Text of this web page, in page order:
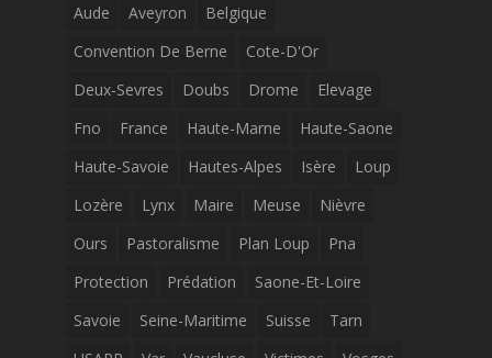
Aude
Aveyron
Belgique
Convention De Berne
Cote-D'Or
Deux-Sevres
Doubs Drome
Elevage
Fno
France Haute-Marne
Haute-Saone
Haute-Savoie
Hautes-Alpes Isère
Loup
Lozère
Lynx Maire Meuse
Nièvre
Ours
Pastoralisme Plan Loup
Pna
Protection
Prédation
Saone-Et-Loire
Savoie
Seine-Maritime Suisse
Tarn